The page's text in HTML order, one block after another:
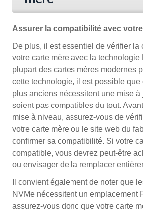
Assurer la compatibilité avec
De plus, il est essentiel de vérifier la
votre carte mère avec la technologie
plupart des cartes mères modernes
cette technologie, il est possible que
plus anciens nécessitent une mise à
soient pas compatibles du tout.
mise à niveau, assurez-vous de
votre carte mère ou le site web du
confirmer sa compatibilité. Si votre
compatible, vous devrez peut-être
ou envisager de la remplacer
Il convient également de noter que
NVMe nécessitent un emplacement
assurez-vous donc que votre carte